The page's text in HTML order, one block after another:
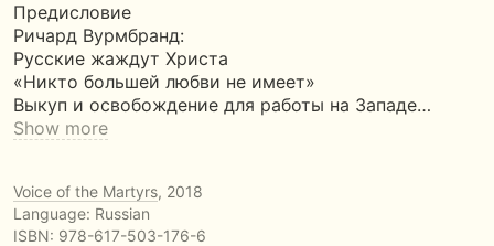
Предисловие
Ричард Вурмбранд:
Русские жаждут Христа
«Никто большей любви не имеет»
Выкуп и освобождение для работы на Западе…
Show more
Voice of the Martyrs, 2018
Language: Russian
ISBN: 978-617-503-176-6